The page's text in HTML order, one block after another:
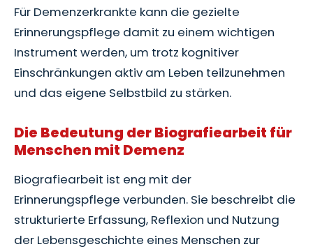
Für Demenzerkrankte kann die gezielte
Erinnerungspflege damit zu einem wichtigen
Instrument werden, um trotz kognitiver
Einschränkungen aktiv am Leben teilzunehmen
und das eigene Selbstbild zu stärken.
Die Bedeutung der Biografiearbeit für
Menschen mit Demenz
Biografiearbeit ist eng mit der
Erinnerungspflege verbunden. Sie beschreibt die
strukturierte Erfassung, Reflexion und Nutzung
der Lebensgeschichte eines Menschen zur